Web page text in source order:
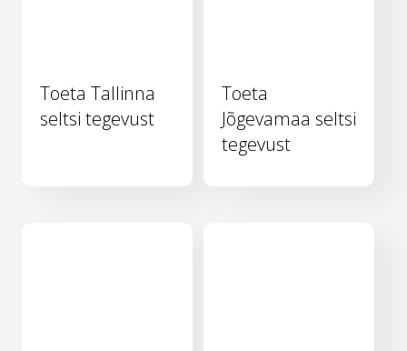
Toeta Tallinna
seltsi tegevust
Toeta
Jõgevamaa seltsi
tegevust